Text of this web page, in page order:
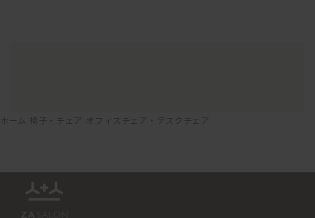
ホーム 椅子・チェア オフィスチェア・デスクチェア